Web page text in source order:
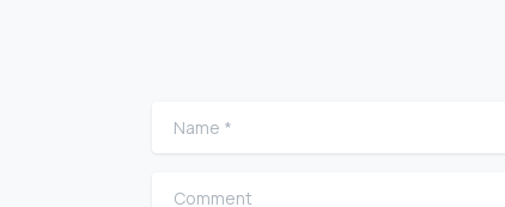
Name
Comment